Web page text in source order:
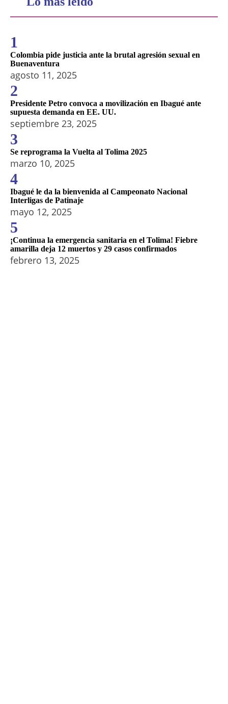
1
Colombia pide justicia ante la brutal agresión sexual en
Buenaventura
agosto 11, 2025
2
Presidente Petro convoca a movilización en Ibagué ante
supuesta demanda en EE. UU.
septiembre 23, 2025
3
Se reprograma la Vuelta al Tolima 2025
marzo 10, 2025
4
Ibagué le da la bienvenida al Campeonato Nacional
Interligas de Patinaje
mayo 12, 2025
5
¡Continua la emergencia sanitaria en el Tolima! Fiebre
amarilla deja 12 muertos y 29 casos confirmados
febrero 13, 2025